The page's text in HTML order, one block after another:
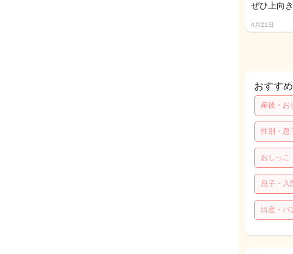
ぜひ上向
4月21日
おすす
産後・お
性別・息
おしっこ
息子・入
出産・パ